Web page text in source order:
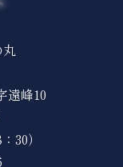
遠峰10
30）